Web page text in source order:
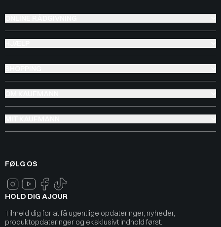
FØLG OS
HOLD DIG AJOUR
Tilmeld dig for at få ugentlige opdateringer, nyheder,
produktopdateringer og eksklusivt indhold først.